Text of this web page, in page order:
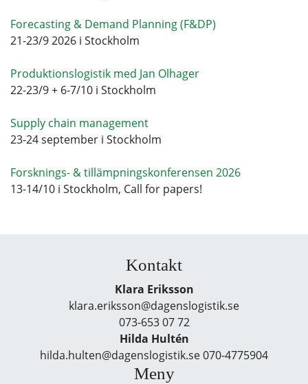
Forecasting & Demand Planning (F&DP)
21-23/9 2026 i Stockholm
Produktionslogistik med Jan Olhager
22-23/9 + 6-7/10 i Stockholm
Supply chain management
23-24 september i Stockholm
Forsknings- & tillämpningskonferensen 2026
13-14/10 i Stockholm, Call for papers!
Kontakt
Klara Eriksson
klara.eriksson@dagenslogistik.se
073-653 07 72
Hilda Hultén
hilda.hulten@dagenslogistik.se 070-4775904
Meny